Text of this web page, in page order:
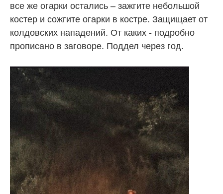
все же огарки остались – зажгите небольшой
костер и сожгите огарки в костре. Защищает от
колдовских нападений. От каких - подробно
прописано в заговоре. Поддел через год.